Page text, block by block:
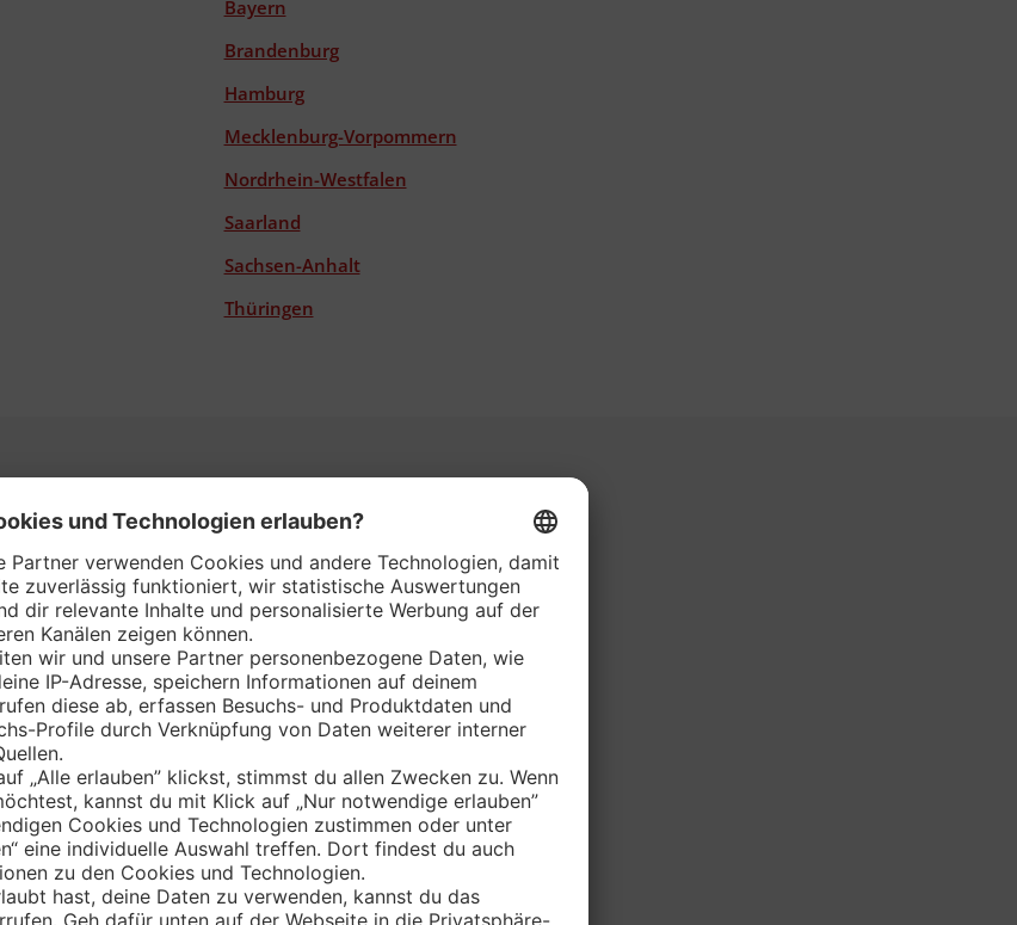
Bayern
Brandenburg
Hamburg
Mecklenburg-Vorpommern
Nordrhein-Westfalen
Saarland
Sachsen-Anhalt
Thüringen